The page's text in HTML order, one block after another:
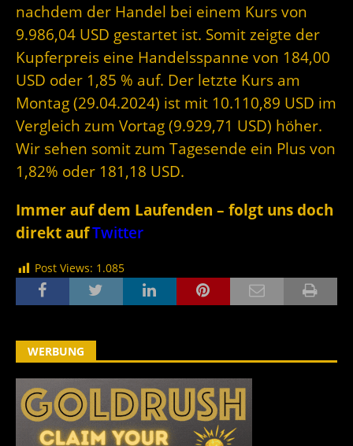
nachdem der Handel bei einem Kurs von
9.986,04 USD gestartet ist. Somit zeigte der
Kupferpreis eine Handelsspanne von 184,00
USD oder 1,85 % auf. Der letzte Kurs am
Montag (29.04.2024) ist mit 10.110,89 USD im
Vergleich zum Vortag (9.929,71 USD) höher.
Wir sehen somit zum Tagesende ein Plus von
1,82% oder 181,18 USD.
Immer auf dem Laufenden – folgt uns doch
direkt aufTwitter
Post Views: 1.085
WERBUNG